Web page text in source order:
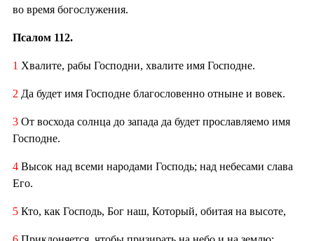
во время богослужения.
Псалом 112.
1 Хвалите, рабы Господни, хвалите имя Господне.
2 Да будет имя Господне благословенно отныне и вовек.
3 От восхода солнца до запада да будет прославляемо имя
Господне.
4 Высок над всеми народами Господь; над небесами слава
Его.
5 Кто, как Господь, Бог наш, Который, обитая на высоте,